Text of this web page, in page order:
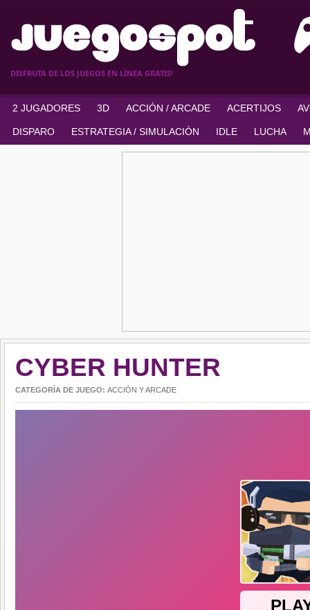
DISFRUTA DE LOS JUEGOS EN LÍNEA GRATIS!
2 JUGADORES 3D ACCIÓN / ARCADE ACERTIJOS
DISPARO ESTRATEGIA / SIMULACIÓN IDLE LUCHA
CYBER HUNTER
CATEGORÍA DE JUEGO: ACCIÓN Y ARCADE